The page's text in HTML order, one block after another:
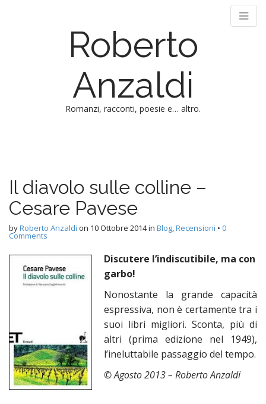
Roberto
Anzaldi
Romanzi, racconti, poesie e… altro.
n
m
e
n
u
t
o
c
o
n
Il diavolo sulle colline –
Cesare Pavese
byRoberto Anzaldi on 10 Ottobre 2014in Blog,Recensioni • 0
Comments
Discutere l’indiscutibile, ma con
garbo!
Nonostante la grande capacità
espressiva, non è certamente tra i
suoi libri migliori. Sconta, più di
altri (prima edizione nel 1949),
l’ineluttabile passaggio del tempo.
© Agosto 2013 – Roberto Anzaldi